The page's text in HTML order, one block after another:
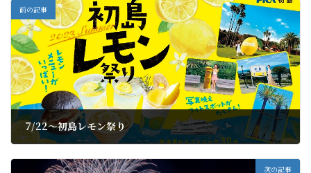
前の記事
7/22～初島レモン祭り
次の記事